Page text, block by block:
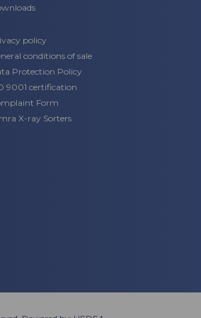
policy
conditions of sale
Protection Policy
9001 certification
Form
X-ray Sorters